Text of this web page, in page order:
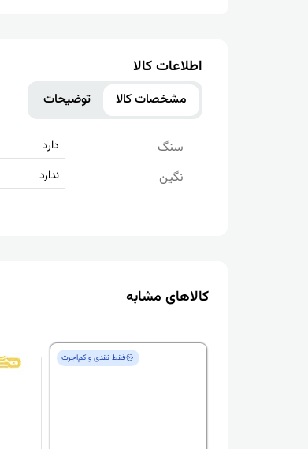
اطلاعات کالا
مشخصات کالا توضیحات
سنگ دارد
نگین ندارد
کالاهای مشابه
فقط‌ نقدی و کم‌اجرت